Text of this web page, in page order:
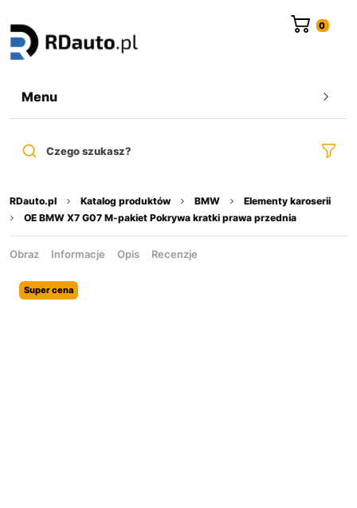
Menu
Czego szukasz?
RDauto.pl Katalog produktów BMW
Elementy karoserii
OE BMW X7 G07 M-pakiet Pokrywa kratki prawa przednia
Obraz Informacje Opis Recenzje
Super cena